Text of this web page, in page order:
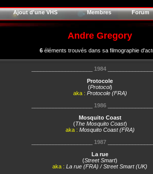
Ajout d'une VHS Membres Forum
Andre Gregory
6éléments trouvés dans sa filmographie
1984
Protocole
(Protocol)
aka : Protocole (FRA)
1986
Mosquito Coast
(The Mosquito Coast)
aka : Mosquito Coast (FRA)
1987
La rue
(Street Smart)
aka : La rue (FRA) / Street Smart (UK)